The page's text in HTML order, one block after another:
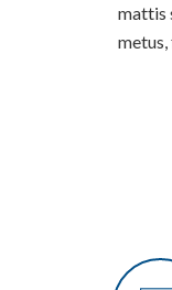
mattis